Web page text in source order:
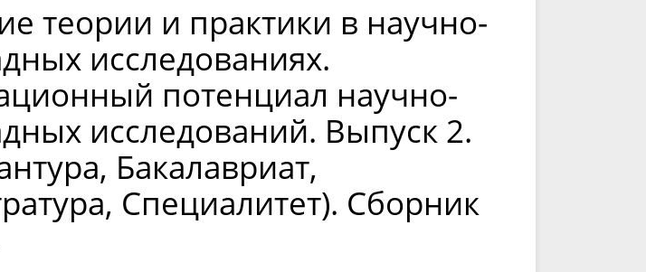
теории и практики в научно-
исследованиях.
потенциал научно-
исследований. Выпуск 2.
Бакалавриат,
Специалитет). Сборник